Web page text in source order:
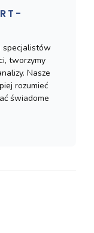
specjalistów
tworzymy
Nasze
rozumieć
świadome